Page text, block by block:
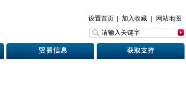
设置首页 | 加入收藏 | 网站地图